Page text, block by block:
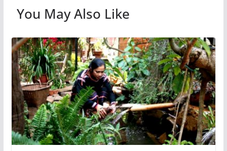
You May Also Like